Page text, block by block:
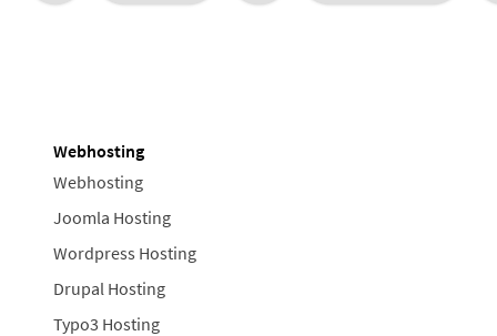
Webhosting
Webhosting
Joomla Hosting
Wordpress Hosting
Drupal Hosting
Typo3 Hosting